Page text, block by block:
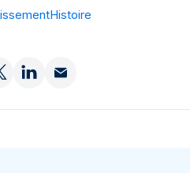
Histoire